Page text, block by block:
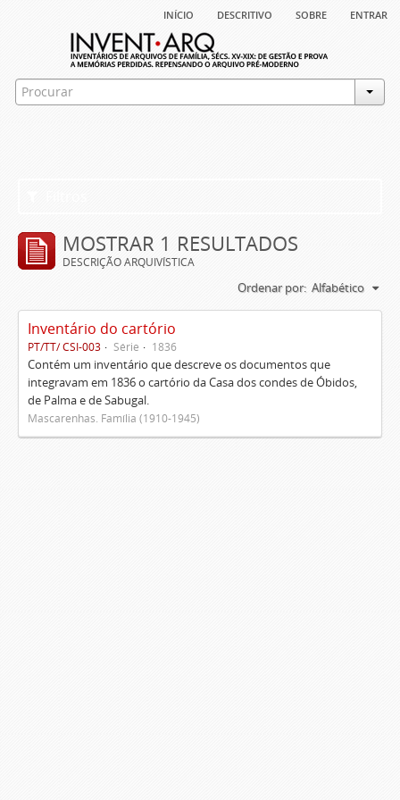
início descritivo sobre entrar
MOSTRAR 1 RESULTADOS
DESCRIÇÃO ARQUIVÍSTICA
Ordenar por: Alfabético
Inventário do cartório
PT/TT/ CSI-003 Série 1836
Contém um inventário que descreve os documentos que
integravam em 1836 o cartório da Casa dos condes de Óbidos,
de Palma e de Sabugal.
Mascarenhas. Família (1910-1945)